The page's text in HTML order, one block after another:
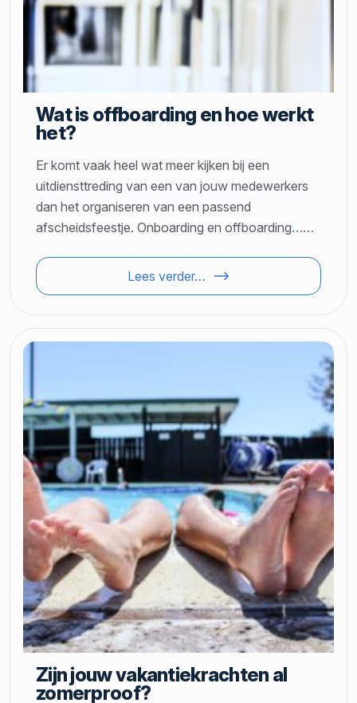
Wat is offboarding en hoe werkt
het?
Er komt vaak heel wat meer kijken bij een
uitdiensttreding van een van jouw medewerkers
dan het organiseren van een passend
afscheidsfeestje. Onboarding en offboarding……
Lees verder…
Zijn jouw vakantiekrachten al
zomerproof?